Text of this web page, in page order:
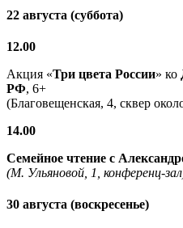
22 августа (суббота)
12.00
Акция «Три цвета России» ко
РФ, 6+
(Благовещенская, 4, сквер
14.00
Семейное чтение с
(М. Ульяновой, 1, конференц-
30 августа (воскресенье)